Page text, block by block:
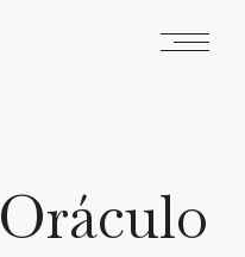
Oráculo